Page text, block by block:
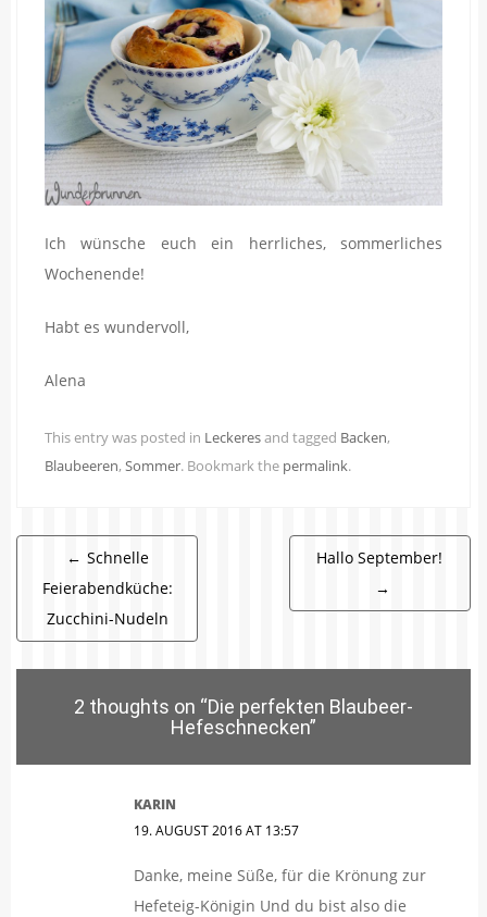
Ich wünsche euch ein herrliches, sommerliches
Wochenende!
Habt es wundervoll,
Alena
This entry was posted in Leckeresand tagged Backen,
Blaubeeren, Sommer. Bookmark the permalink.
Beitragsnavigation
← Schnelle
Feierabendküche:
Zucchini-Nudeln
Hallo September!
→
2 thoughts on “Die perfekten Blaubeer-
Hefeschnecken”
KARIN
19. AUGUST 2016 AT 13:57
Danke, meine Süße, für die Krönung zur
Hefeteig-Königin Und du bist also die